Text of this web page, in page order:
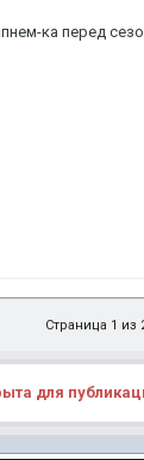
ка перед
Страница 1 из
для